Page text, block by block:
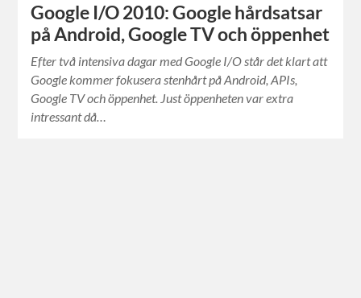
Google I/O 2010: Google hårdsatsar
på Android, Google TV och öppenhet
Efter två intensiva dagar med Google I/O står det klart att
Google kommer fokusera stenhårt på Android, APIs,
Google TV och öppenhet. Just öppenheten var extra
intressant då…